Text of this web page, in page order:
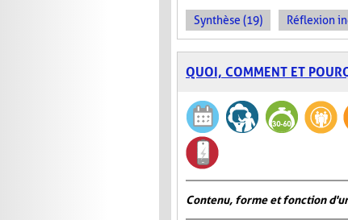
Synthèse (19) Réflexion
QUOI, COMMENT ET
Contenu, forme et fonction